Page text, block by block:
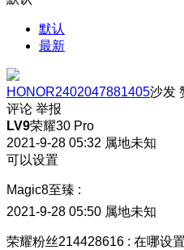
默认
最新
HONOR2402047881405沙发
评论 举报
LV9荣耀30 Pro
2021-9-28 05:32 属地未知
可以设置
Magic8至臻 :
2021-9-28 05:50 属地未知
荣耀粉丝214428616 : 在哪设